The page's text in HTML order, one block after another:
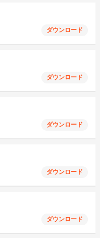
ダウンロード
ダウンロード
ダウンロード
ダウンロード
ダウンロード